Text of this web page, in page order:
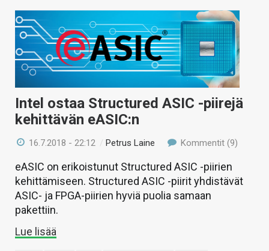
Intel ostaa Structured ASIC -piirejä
kehittävän eASIC:n
16.7.2018 - 22:12 /Petrus Laine Kommentit (9)
eASIC on erikoistunut Structured ASIC -piirien
kehittämiseen. Structured ASIC -piirit yhdistävät
ASIC- ja FPGA-piirien hyviä puolia samaan
pakettiin.
Lue lisää